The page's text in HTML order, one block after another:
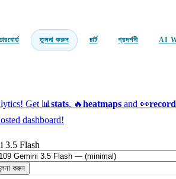
তুলনা করুন চার্ট প্রদর্শনী AI
Get 📊 stats, 🔥heatmaps and 👀
dashboard!
3.5 Flash
করুন